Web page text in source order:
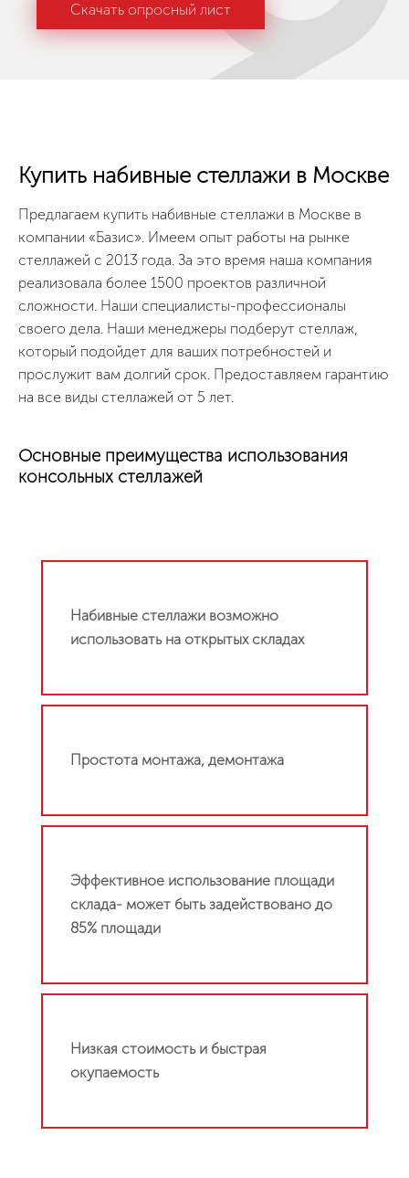
Скачать опросный лист
Купить набивные стеллажи в Москве
Предлагаем купить набивные стеллажи в Москве в
компании «Базис». Имеем опыт работы на рынке
стеллажей с 2013 года. За это время наша компания
реализовала более 1500 проектов различной
сложности. Наши специалисты-профессионалы
своего дела. Наши менеджеры подберут стеллаж,
который подойдет для ваших потребностей и
прослужит вам долгий срок. Предоставляем гарантию
на все виды стеллажей от 5 лет.
Основные преимущества использования
консольных стеллажей
Набивные стеллажи возможно
использовать на открытых складах
Простота монтажа, демонтажа
Эффективное использование площади
склада- может быть задействовано до
85% площади
Низкая стоимость и быстрая
окупаемость